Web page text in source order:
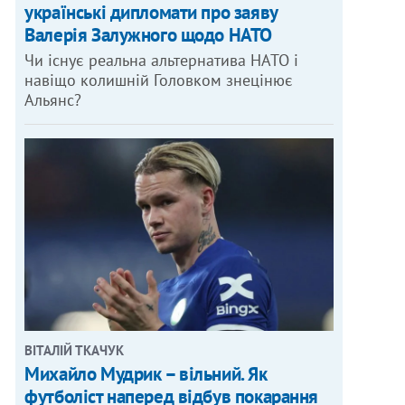
українські дипломати про заяву
Валерія Залужного щодо НАТО
Чи існує реальна альтернатива НАТО і
навіщо колишній Головком знецінює
Альянс?
ВІТАЛІЙ ТКАЧУК
Михайло Мудрик – вільний. Як
футболіст наперед відбув покарання